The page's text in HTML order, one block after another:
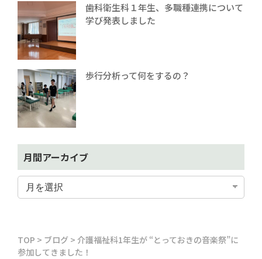
歯科衛生科１年生、多職種連携について
学び発表しました
歩行分析って何をするの？
月間アーカイブ
TOP > ブログ > 介護福祉科1年生が “とっておきの音楽祭”に
参加してきました！